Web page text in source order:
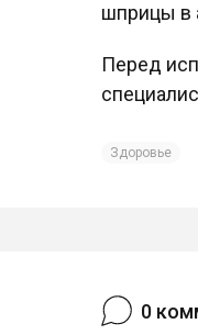
шприцы в
Перед
Здоровье
0